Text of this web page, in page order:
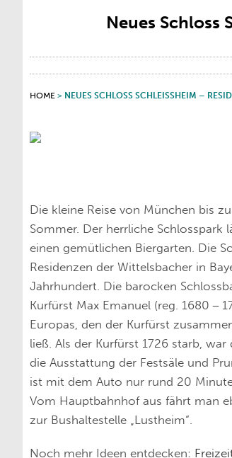
Neues Schloss
HOME > NEUES SCHLOSS SCHLEISSHEIM –
Die kleine Reise von München bis
Sommer. Der herrliche Schloss­park
einen gemütlichen Biergarten. Die
Residenzen der Wittelsbacher in
Jahrhundert. Die barocken
Kurfürst Max Emanuel (reg. 1680 –
Europas, den der Kurfürst
ließ. Als der Kurfürst 1726 starb,
die Ausstattung der Festsäle und
ist mit dem Auto nur rund 20
Vom Hauptbahnhof aus fährt man
zur Bushaltestelle „Lustheim“.
Noch mehr Ideen entdecken: